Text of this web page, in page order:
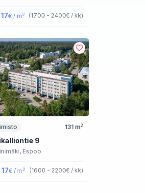
€ / m2 (1700 - 2400€ / kk)
131m2
9
Espoo
€ / m2 (1600 - 2200€ / kk)